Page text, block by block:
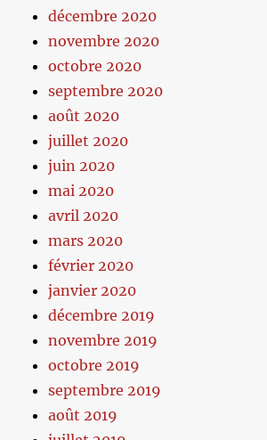
décembre 2020
novembre 2020
octobre 2020
septembre 2020
août 2020
juillet 2020
juin 2020
mai 2020
avril 2020
mars 2020
février 2020
janvier 2020
décembre 2019
novembre 2019
octobre 2019
septembre 2019
août 2019